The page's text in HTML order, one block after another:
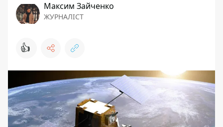
Максим Зайченко
ЖУРНАЛІСТ
👍